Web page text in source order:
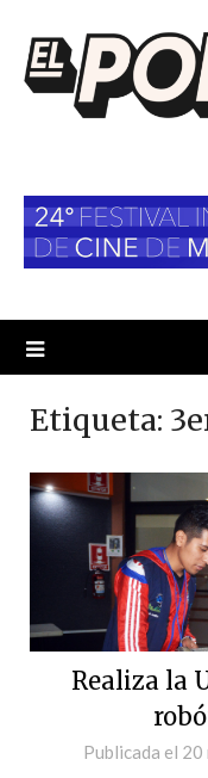
contenido
Etiqueta:
Realiza la
Publicada el 20